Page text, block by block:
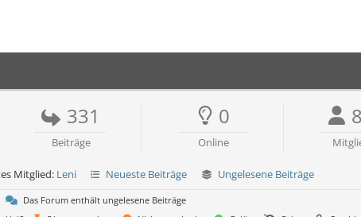
331
Beiträge
0
Online
Mitglied: Leni Neueste Beiträge Ungelesene Beiträge
Das Forum enthält ungelesene Beiträge